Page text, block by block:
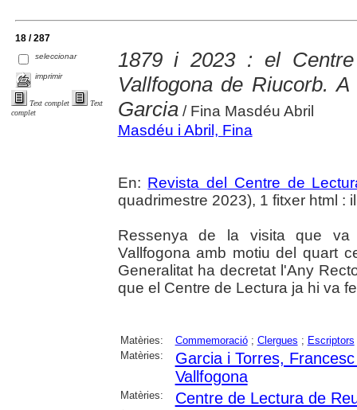
18 / 287
seleccionar
imprimir
Text complet
Text
complet
1879 i 2023 : el
Vallfogona de Riucorb.
Garcia/ Fina Masdéu Abril
Masdéu i Abril, Fina
En: Revista del Centre de
quadrimestre 2023), 1 fitxer html :
Ressenya de la visita que
Vallfogona amb motiu del quart
Generalitat ha decretat l'Any
que el Centre de Lectura ja hi va
Matèries: Commemoració; Clergues ; Escriptors
Matèries:
Garcia i Torres,
Vallfogona
Matèries: Centre de Lectura de